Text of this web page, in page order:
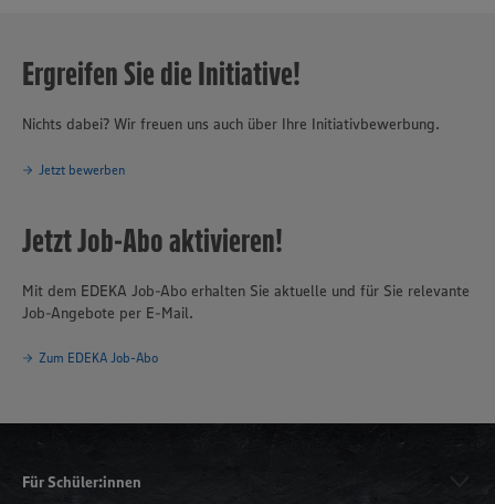
Ergreifen Sie die Initiative!
Nichts dabei? Wir freuen uns auch über Ihre Initiativbewerbung.
Jetzt bewerben
Jetzt Job-Abo aktivieren!
Mit dem EDEKA Job-Abo erhalten Sie aktuelle und für Sie relevante
Job-Angebote per E-Mail.
Zum EDEKA Job-Abo
Für Schüler:innen